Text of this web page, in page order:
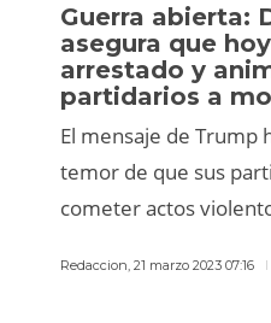
Guerra abierta:
asegura que
arrestado y
partidarios a
El mensaje de Trump
temor de que sus
cometer actos
Redaccion 21 marzo 2023 07:16